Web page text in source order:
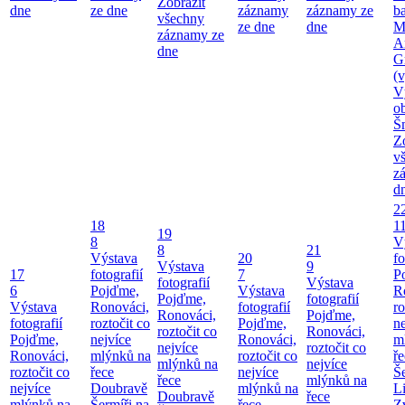
dne
ze dne
všechny
záznamy ze
dne
záznamy
ze dne
záznamy ze
dne
17
6
Výstava
fotografií
Pojďme,
Ronováci,
roztočit co
nejvíce
18
8
Výstava
fotografií
Pojďme,
Ronováci,
roztočit co
nejvíce
mlýnků na
řece
Doubravě
19
8
Výstava
fotografií
Pojďme,
Ronováci,
roztočit co
nejvíce
mlýnků na
řece
Doubravě
20
7
Výstava
fotografií
Pojďme,
Ronováci,
roztočit co
nejvíce
mlýnků na
21
9
Výstava
fotografií
Pojďme,
Ronováci,
roztočit co
nejvíce
mlýnků na
řece